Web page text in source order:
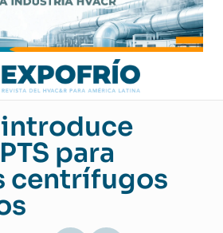
para
centrífugos